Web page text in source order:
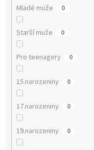
Mladé muže 0
Starší muže 0
Pro teenagery 0
15.narozeniny 0
17.narozeniny 0
19.narozeniny 0